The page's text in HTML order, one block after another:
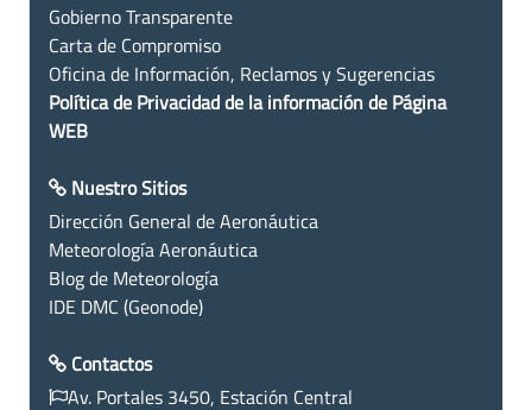
Gobierno Transparente
Carta de Compromiso
Oficina de Información, Reclamos y Sugerencias
Política de Privacidad de la información de Página
WEB
Nuestro Sitios
Dirección General de Aeronáutica
Meteorología Aeronáutica
Blog de Meteorología
IDE DMC (Geonode)
Contactos
Av. Portales 3450, Estación Central